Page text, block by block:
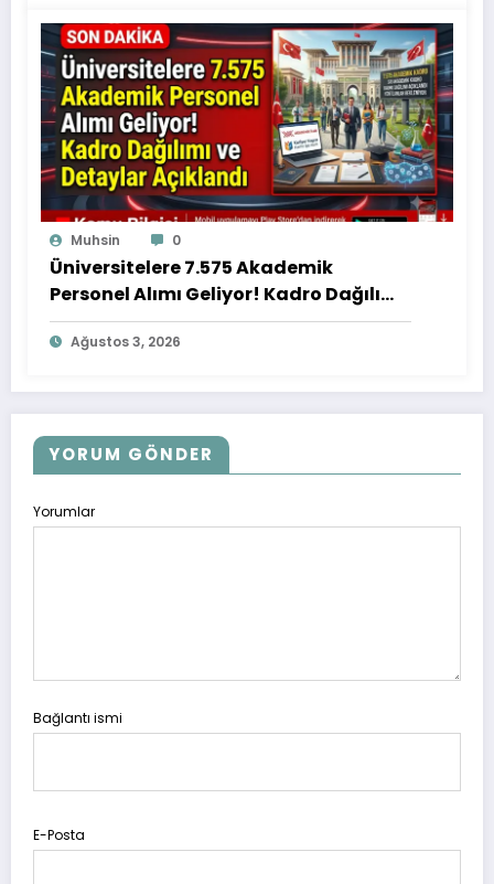
Muhsin 0
Üniversitelere 7.575 Akademik
Personel Alımı Geliyor! Kadro Dağılımı
ve Detaylar Açıklandı
Ağustos 3, 2026
YORUM GÖNDER
Yorumlar
Bağlantı ismi
E-Posta